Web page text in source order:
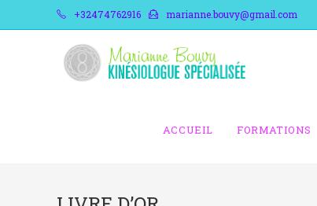
+32474762916 marianne.bouvy@gmail.com
ACCUEIL FORMATIONS